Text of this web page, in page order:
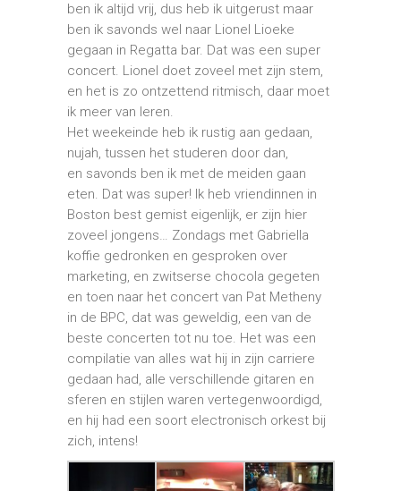
ben ik altijd vrij, dus heb ik uitgerust maar
ben ik savonds wel naar Lionel Lioeke
gegaan in Regatta bar. Dat was een super
concert. Lionel doet zoveel met zijn stem,
en het is zo ontzettend ritmisch, daar moet
ik meer van leren.
Het weekeinde heb ik rustig aan gedaan,
nujah, tussen het studeren door dan,
en savonds ben ik met de meiden gaan
eten. Dat was super! Ik heb vriendinnen in
Boston best gemist eigenlijk, er zijn hier
zoveel jongens… Zondags met Gabriella
koffie gedronken en gesproken over
marketing, en zwitserse chocola gegeten
en toen naar het concert van Pat Metheny
in de BPC, dat was geweldig, een van de
beste concerten tot nu toe. Het was een
compilatie van alles wat hij in zijn carriere
gedaan had, alle verschillende gitaren en
sferen en stijlen waren vertegenwoordigd,
en hij had een soort electronisch orkest bij
zich, intens!